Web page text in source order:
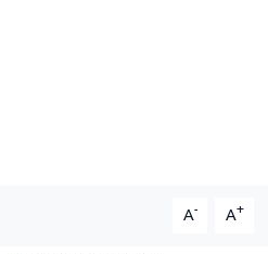
A- A+